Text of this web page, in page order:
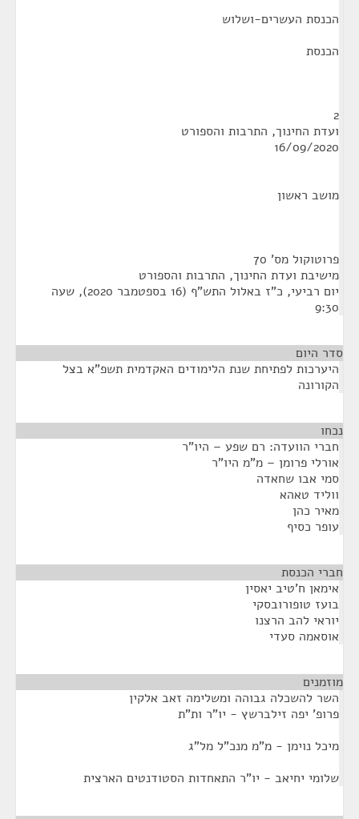
הכנסת העשרים-ושלוש
הכנסת
2
ועדת החינוך, התרבות והספורט
16/09/2020
מושב ראשון
פרוטוקול מס' 70
מישיבת ועדת החינוך, התרבות והספורט
יום רביעי, כ"ז באלול התש"ף (16 בספטמבר 2020), שעה
9:30
סדר היום
היערכות לפתיחת שנת הלימודים האקדמית תשפ"א בצל
הקורונה
נכחו
חברי הוועדה: רם שפע – היו"ר
אורלי פרומן – מ"מ היו"ר
סמי אבו שחאדה
ווליד טאהא
מאיר כהן
עופר כסיף
חברי הכנסת
אימאן ח'טיב יאסין
בועז טופורובסקי
יוראי להב הרצנו
אוסאמה סעדי
מוזמנים
השר להשכלה גבוהה ומשלימה זאב אלקין
פרופ' יפה זילברשץ - יו"ר ות"ת
מיכל נוימן - מ"מ מנכ"ל מל"ג
שלומי יחיאב - יו"ר התאחדות הסטודנטים הארצית